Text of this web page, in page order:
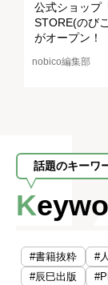
公式ショップ
STORE(のび
がオープン！
nobico編集部
話題のキーワ
#書籍抜粋 #
#辰巳出版